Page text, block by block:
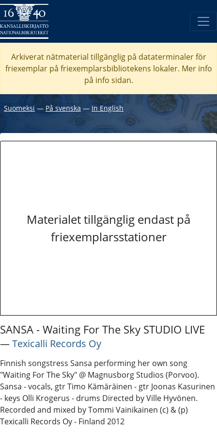
Arkiverat nätmaterial tillgänglig på dataterminaler för
friexemplar på friexemplarsbibliotekens lokaler. Mer info
på info sidan.
Suomeksi ― På svenska ― In English
Materialet tillgänglig endast på
friexemplarsstationer
SANSA - Waiting For The Sky STUDIO LIVE
―Texicalli Records Oy
Finnish songstress Sansa performing her own song
"Waiting For The Sky" @ Magnusborg Studios (Porvoo).
Sansa - vocals, gtr Timo Kämäräinen - gtr Joonas Kasurinen
- keys Olli Krogerus - drums Directed by Ville Hyvönen.
Recorded and mixed by Tommi Vainikainen (c) & (p)
Texicalli Records Oy - Finland 2012